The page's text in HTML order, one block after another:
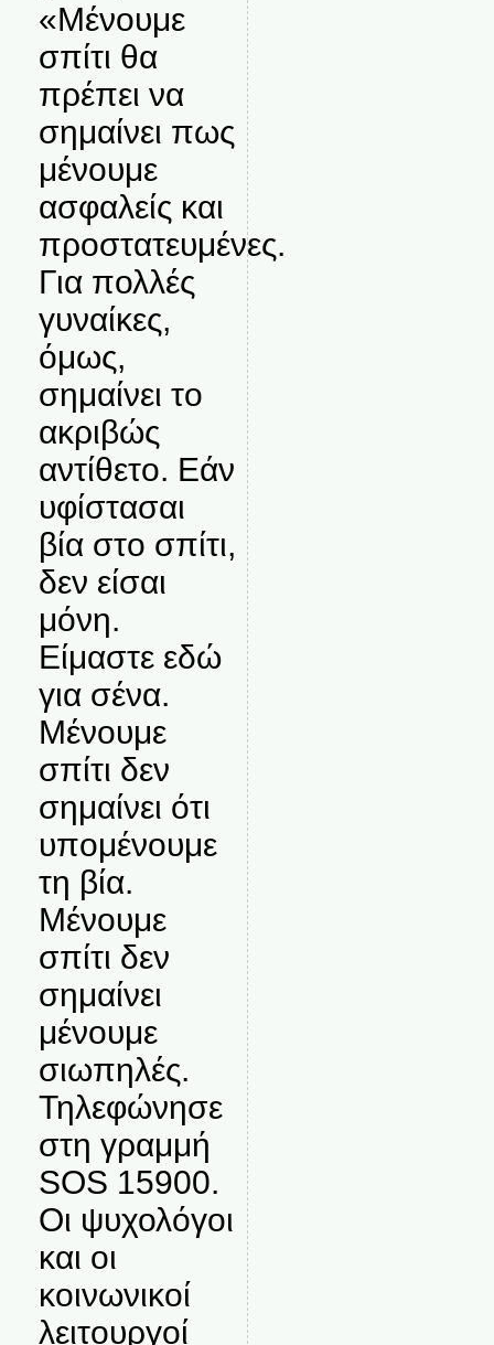
«Μένουμε
σπίτι θα
πρέπει να
σημαίνει πως
μένουμε
ασφαλείς και
προστατευμένες.
Για πολλές
γυναίκες,
όμως,
σημαίνει το
ακριβώς
αντίθετο. Εάν
υφίστασαι
βία στο σπίτι,
δεν είσαι
μόνη.
Είμαστε εδώ
για σένα.
Μένουμε
σπίτι δεν
σημαίνει ότι
υπομένουμε
τη βία.
Μένουμε
σπίτι δεν
σημαίνει
μένουμε
σιωπηλές.
Τηλεφώνησε
στη γραμμή
SOS 15900.
Οι ψυχολόγοι
και οι
κοινωνικοί
λειτουργοί